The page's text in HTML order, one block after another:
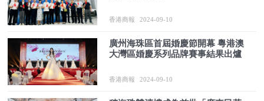
香港商報 2024-09-10
廣州海珠區首屆婚慶節開幕 粵港澳
大灣區婚慶系列品牌賽事結果出爐
香港商報 2024-09-10